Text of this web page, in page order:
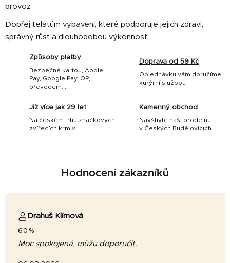
provoz
Dopřej telatům vybavení, které podporuje jejich zdraví,
správný růst a dlouhodobou výkonnost.
Způsoby platby
Bezpečné kartou, Apple
Pay, Google Pay, QR,
převodem...
Doprava od 59 Kč
Objednávku vám doručíme
kurýrní službou
Již více jak 29 let
Na českém trhu značkových
zvířecích krmiv
Kamenný obchod
Navštivte naši prodejnu
v Českých Budějovicích
Hodnocení zákazníků
Drahuš Klímová
60%
Moc spokojená, můžu doporučit.